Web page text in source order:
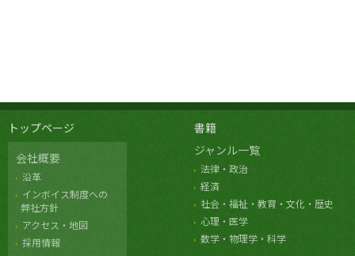
トップページ
会社概要
沿革
インボイス制度への
弊社方針
アクセス・地図
採用情報
書籍
ジャンル一覧
法律・政治
経済
社会・福祉・教育・文化・歴史
心理・医学
数学・物理学・科学